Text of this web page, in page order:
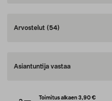
Arvostelut (54)
Asiantuntija vastaa
Toimitus alkaen 3,90 €